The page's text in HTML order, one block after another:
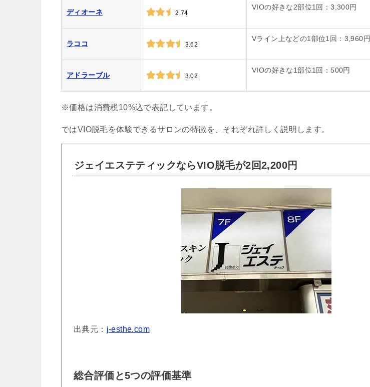
ディオーネ 2.74
VIOの好きな2部位1回：3,300円
ラココ 3.62
Vライン上などの1部位1回：3,960円
アドラーブル 3.02
VIOの好きな1部位1回：500円
※価格は消費税10%込で表記しています。
ではVIO脱毛を体験できるサロンの特徴を、それぞれ詳しく説明します。
ジェイエステティックならVIO脱毛が2回2,200円
出典元： j-esthe.com
総合評価と5つの評価基準